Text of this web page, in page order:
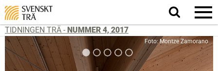
Sök
på
TIDNINGEN TRÄ - NUMMER 4, 2017
Foto: Montze Zamorano